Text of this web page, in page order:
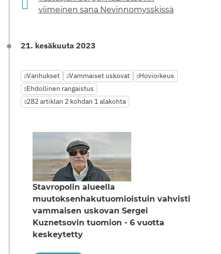
viimeinen sana Nevinnomysskissä
21. kesäkuuta 2023
Vanhukset Vammaiset uskovat
Hovioikeus
Ehdollinen rangaistus
282 artiklan 2 kohdan 1 alakohta
Stavropolin alueella
muutoksenhakutuomioistuin vahvisti
vammaisen uskovan Sergei
Kuznetsovin tuomion - 6 vuotta
keskeytetty